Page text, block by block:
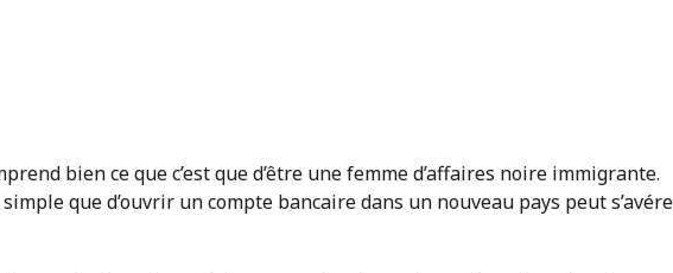
bien ce que c’est que d’être une femme d’affaires noire immigrante.
que d’ouvrir un compte bancaire dans un nouveau pays peut